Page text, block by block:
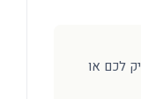
לכם או